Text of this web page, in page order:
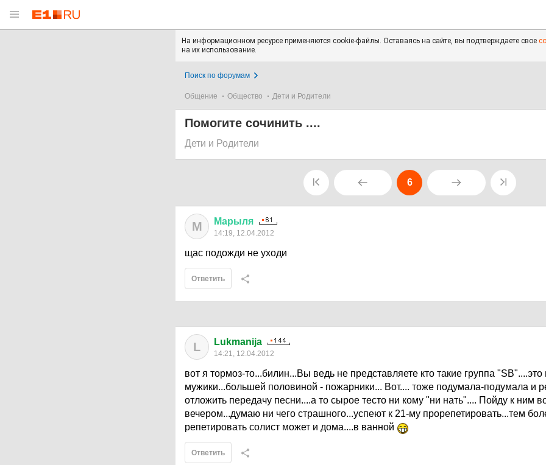
На информационном ресурсе применяются cookie-файлы. Оставаясь на сайте, вы подтверждаете свое
на их использование.
Поиск по форумам
Общение Общество Дети и Родители
Помогите сочинить ....
Дети и Родители
6
М Марыля
14:19, 12.04.2012
щас подожди не уходи
Ответить
L Lukmanija
14:21, 12.04.2012
вот я тормоз-то...билин...Вы ведь не представляете кто такие группа
мужики...большей половиной - пожарники... Вот.... тоже подумала-подумала и
отложить передачу песни....а то сырое тесто ни кому "ни нать".... Пойду к ним
вечером...думаю ни чего страшного...успеют к 21-му прорепетировать...тем
репетировать солист может и дома....в ванной
Ответить